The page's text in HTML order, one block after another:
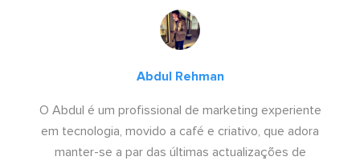
Abdul Rehman
O Abdul é um profissional de marketing experiente
em tecnologia, movido a café e criativo, que adora
manter-se a par das últimas actualizações de